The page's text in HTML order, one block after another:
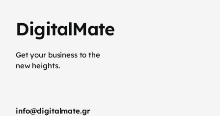
DigitalMate
Get your business to the
new heights.
info@digitalmate.gr